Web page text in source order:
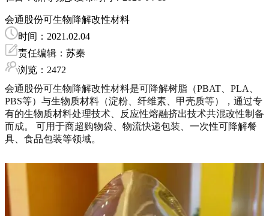
会通股份可生物降解改性材料
时间：2021.02.04
责任编辑：苏秦
浏览：2472
会通股份可生物降解改性材料是可降解树脂（PBAT、PLA、
PBS等）与生物质材料（淀粉、纤维素、甲壳质等），通过专
有的生物质材料处理技术、反应性熔融挤出技术共混改性制备
而成。 可用于商超购物袋、物流快递包装、一次性可降解餐
具、食品包装等领域。